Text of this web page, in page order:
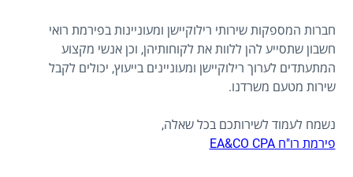
חברות המספקות שירותי רילוקיישן ומעוניינות בפירמת רואי
חשבון שתסייע להן ללוות את לקוחותיהן, וכן אנשי מקצוע
המתעתדים לערוך רילוקיישן ומעוניינים בייעוץ, יכולים לקבל
שירות מטעם משרדנו.
נשמח לעמוד לשירותכם בכל שאלה,
פירמת רו"ח EA&CO CPA